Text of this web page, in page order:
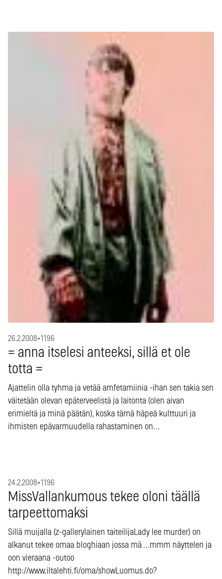
26.2.2008•1196
= anna itselesi anteeksi, sillä et ole
totta =
Ajattelin olla tyhma ja vetää amfetamiinia -ihan sen takia sen
väitetään olevan epäterveelistä ja laitonta (olen aivan
erimieltä ja minä päätän), koska tämä häpeä kulttuuri ja
ihmisten epävarmuudella rahastaminen on…
24.2.2008•1196
MissVallankumous tekee oloni täällä
tarpeettomaksi
Sillä muijalla (z-gallerylainen taiteilijaLady lee murder) on
alkanut tekee omaa bloghiaan jossa mä …mmm näyttelen ja
oon vieraana -outoo
http://www.iltalehti.fi/oma/showLuomus.do?